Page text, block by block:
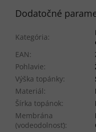
Dodatočné
Kategória:
EAN:
Pohlavie:
Výška topánky:
Materiál:
Šírka topánok:
Membrána
(vodeodolnosť):